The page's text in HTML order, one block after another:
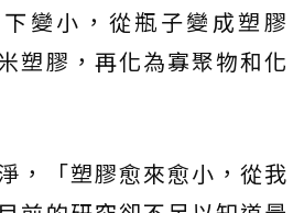
變小，從瓶子變成塑膠
塑膠，再化為寡聚物和化
，「塑膠愈來愈小，從我